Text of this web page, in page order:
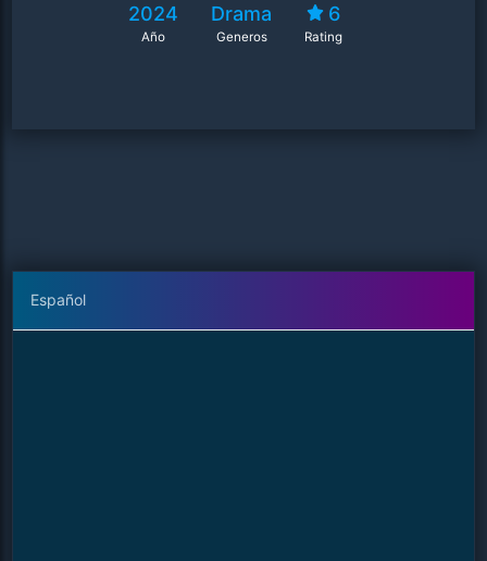
2024
Año
Drama
Generos
6
Rating
Español